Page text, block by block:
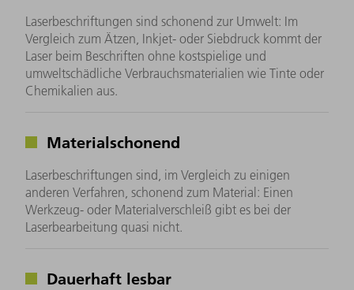
Laserbeschriftungen sind schonend zur Umwelt: Im
Vergleich zum Ätzen, Inkjet- oder Siebdruck kommt der
Laser beim Beschriften ohne kostspielige und
umweltschädliche Verbrauchsmaterialien wie Tinte oder
Chemikalien aus.
Materialschonend
Laserbeschriftungen sind, im Vergleich zu einigen
anderen Verfahren, schonend zum Material: Einen
Werkzeug- oder Materialverschleiß gibt es bei der
Laserbearbeitung quasi nicht.
Dauerhaft lesbar